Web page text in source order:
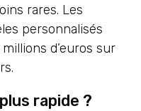
rares. Les
personnalisés
d’euros sur
rapide ?